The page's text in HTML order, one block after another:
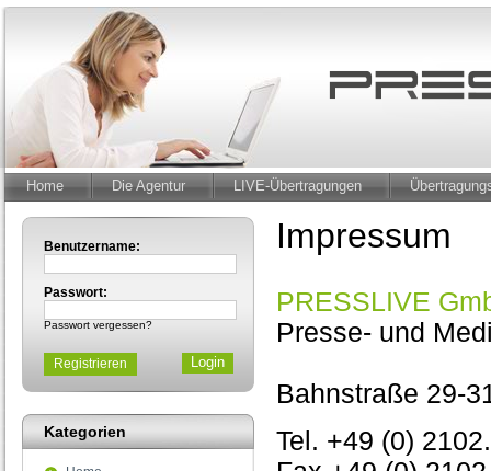
Home Die Agentur LIVE-Übertragungen
Benutzername:
Passwort:
Passwort vergessen?
Registrieren
Kategorien
Impressum
PRESSLIVE
Presse- und
Bahnstraße 29-
Tel. +49 (0)